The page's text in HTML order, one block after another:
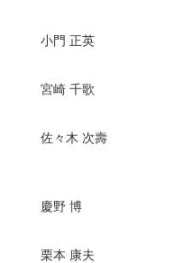
小門 正英
宮崎 千歌
佐々木 次壽
慶野 博
栗本 康夫